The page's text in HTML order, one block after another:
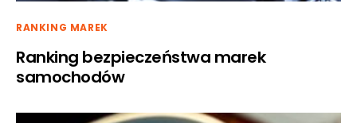
RANKING MAREK
Ranking bezpieczeństwa marek
samochodów